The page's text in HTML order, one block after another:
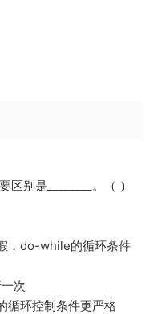
别是________。（ ）
，do-while的循环条件
次
环控制条件更严格